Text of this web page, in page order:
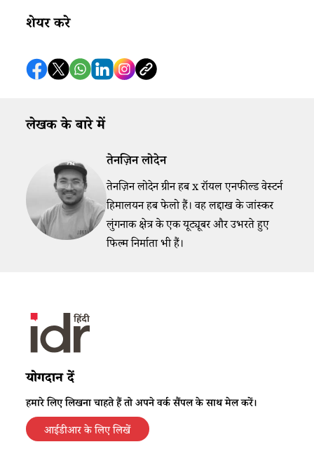
शेयर करे
लेखक के बारे में
तेनज़िन लोदेन
तेनज़िन लोदेन ग्रीन हब x रॉयल एनफील्ड वेस्टर्न
हिमालयन हब फेलो हैं। वह लद्दाख के जांस्कर
लुंगनाक क्षेत्र के एक यूट्यूबर और उभरते हुए
फिल्म निर्माता भी हैं।​
योगदान दें
हमारे लिए लिखना चाहते हैं तो अपने वर्क सैंपल के साथ मेल करें।
आईडीआर के लिए लिखें